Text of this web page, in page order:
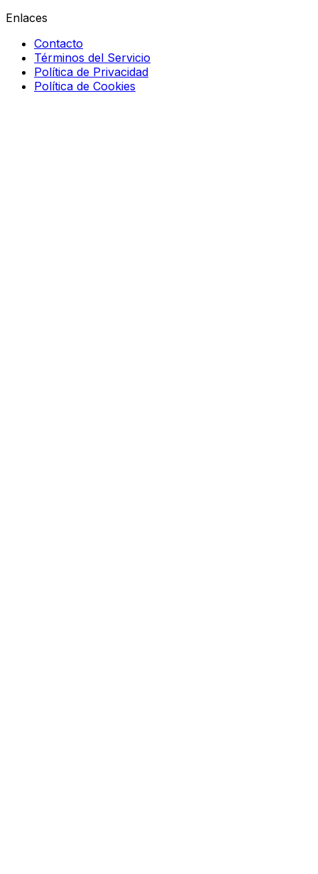
Enlaces
Contacto
Términos del Servicio
Política de Privacidad
Política de Cookies